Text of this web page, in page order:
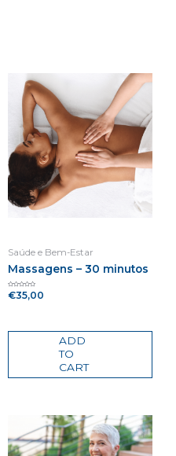
Saúde e Bem-Estar
Massagens – 30 minutos
Rated
0€35,00
ADD
TO
CART